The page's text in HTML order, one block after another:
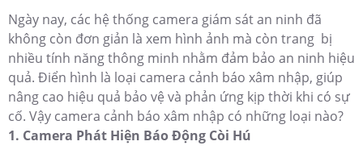
Ngày nay, các hệ thống camera giám sát an ninh đã
không còn đơn giản là xem hình ảnh mà còn trang bị
nhiều tính năng thông minh nhằm đảm bảo an ninh hiệu
quả. Điển hình là loại camera cảnh báo xâm nhập, giúp
nâng cao hiệu quả bảo vệ và phản ứng kịp thời khi có sự
cố. Vậy camera cảnh báo xâm nhập có những loại nào?
1. Camera Phát Hiện Báo Động Còi Hú